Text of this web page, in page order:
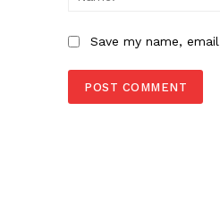
Save my name,